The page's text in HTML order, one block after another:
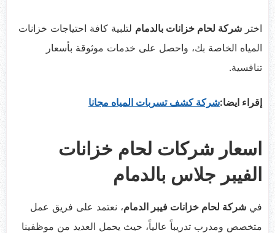
اختر شركة لحام خزانات بالدمام لتلبية كافة احتياجات خزانات
المياه الخاصة بك، واحصل على خدمات موثوقة بأسعار
تنافسية.
إقراء ايضا:شركة كشف تسربات المياه مجانا
اسعار شركات لحام خزانات
الفيبر جلاس بالدمام
في شركة لحام خزانات فيبر الدمام، نعتمد على فريق عمل
متخصص ومدرب تدريباً عالياً، حيث يحمل العديد من موظفينا